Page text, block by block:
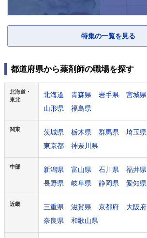
特集の一覧を見る
都道府県から薬剤師の職場を探す
北海道・
東北
北海道 青森県 岩手県 宮城県
山形県
福島県
関東 茨城県 栃木県 群馬県 埼玉県
東京都
神奈川県
中部 新潟県 富山県 石川県 福井県
長野県
岐阜県 静岡県 愛知県
近畿 三重県 滋賀県 京都府 大阪府
奈良県
和歌山県